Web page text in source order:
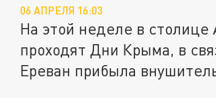
06 АПРЕЛЯ 16:03
На этой неделе в столице
проходят Дни Крыма, в
Ереван прибыла